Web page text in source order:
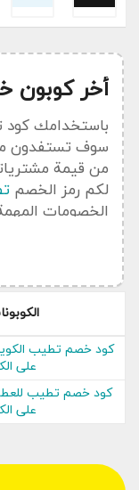
أخر
باستخدامك
لكم رمز الخصم
الخصومات
نشرها في هدا
يمكنكم
عن تطيب
على
على